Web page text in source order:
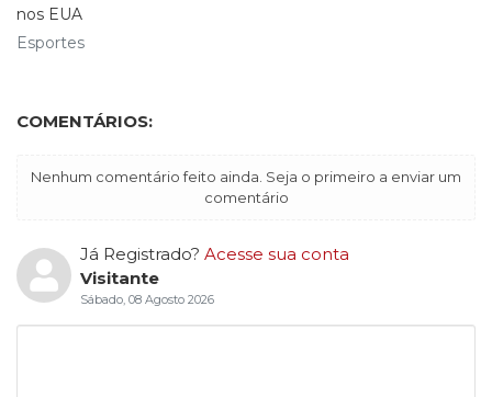
nos EUA
Esportes
COMENTÁRIOS:
Nenhum comentário feito ainda. Seja o primeiro a enviar um
comentário
Já Registrado? Acesse sua conta
Visitante
Sábado, 08 Agosto 2026